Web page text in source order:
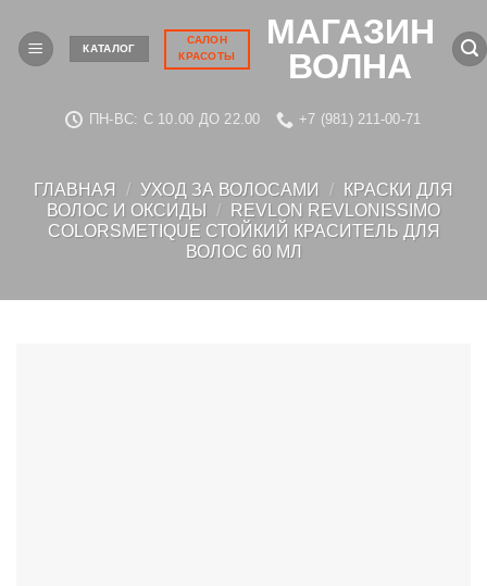
content
МАГАЗИН
ВОЛНА
КАТАЛОГ
САЛОН
КРАСОТЫ
ПН-ВС: C 10.00 ДО 22.00 +7 (981) 211-00-71
ГЛАВНАЯ / УХОД ЗА ВОЛОСАМИ /
КРАСКИ ДЛЯ
ВОЛОС И ОКСИДЫ /
REVLON REVLONISSIMO
COLORSMETIQUE СТОЙКИЙ КРАСИТЕЛЬ ДЛЯ
ВОЛОС 60 МЛ